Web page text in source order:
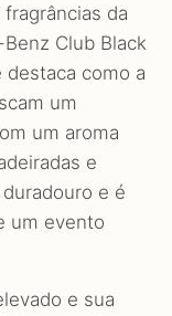
da
Club Black
destaca como a
um
um aroma
e
e é
um evento
e sua